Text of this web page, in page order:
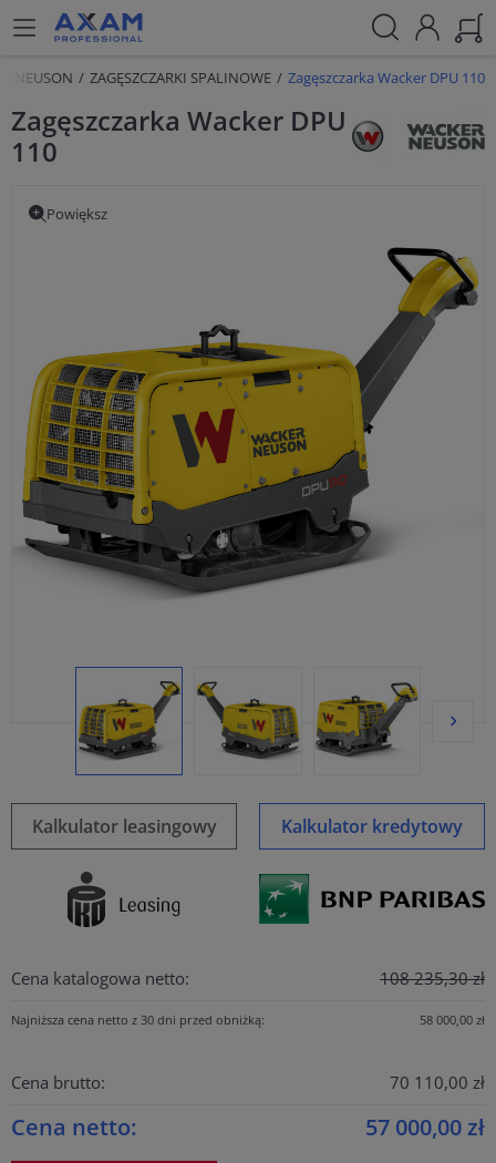
NEUSON ZAGĘSZCZARKI SPALINOWE Zagęszczarka Wacker DPU 110
Zagęszczarka Wacker DPU
110
Powiększ
Kalkulator leasingowy Kalkulator kredytowy
Cena katalogowa netto: 108 235,30 zł
Najniższa cena netto z 30 dni przed obniżką: 58 000,00 zł
Cena brutto: 70 110,00 zł
Cena netto: 57 000,00 zł